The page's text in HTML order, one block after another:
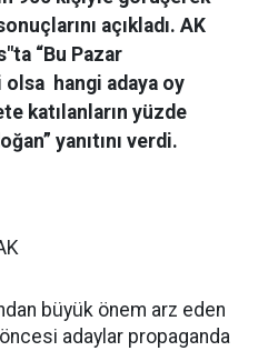
açıkladı. AK
“Bu Pazar
olsa hangi adaya oy
katılanların yüzde
yanıtını verdi.
büyük önem arz eden
adaylar propaganda